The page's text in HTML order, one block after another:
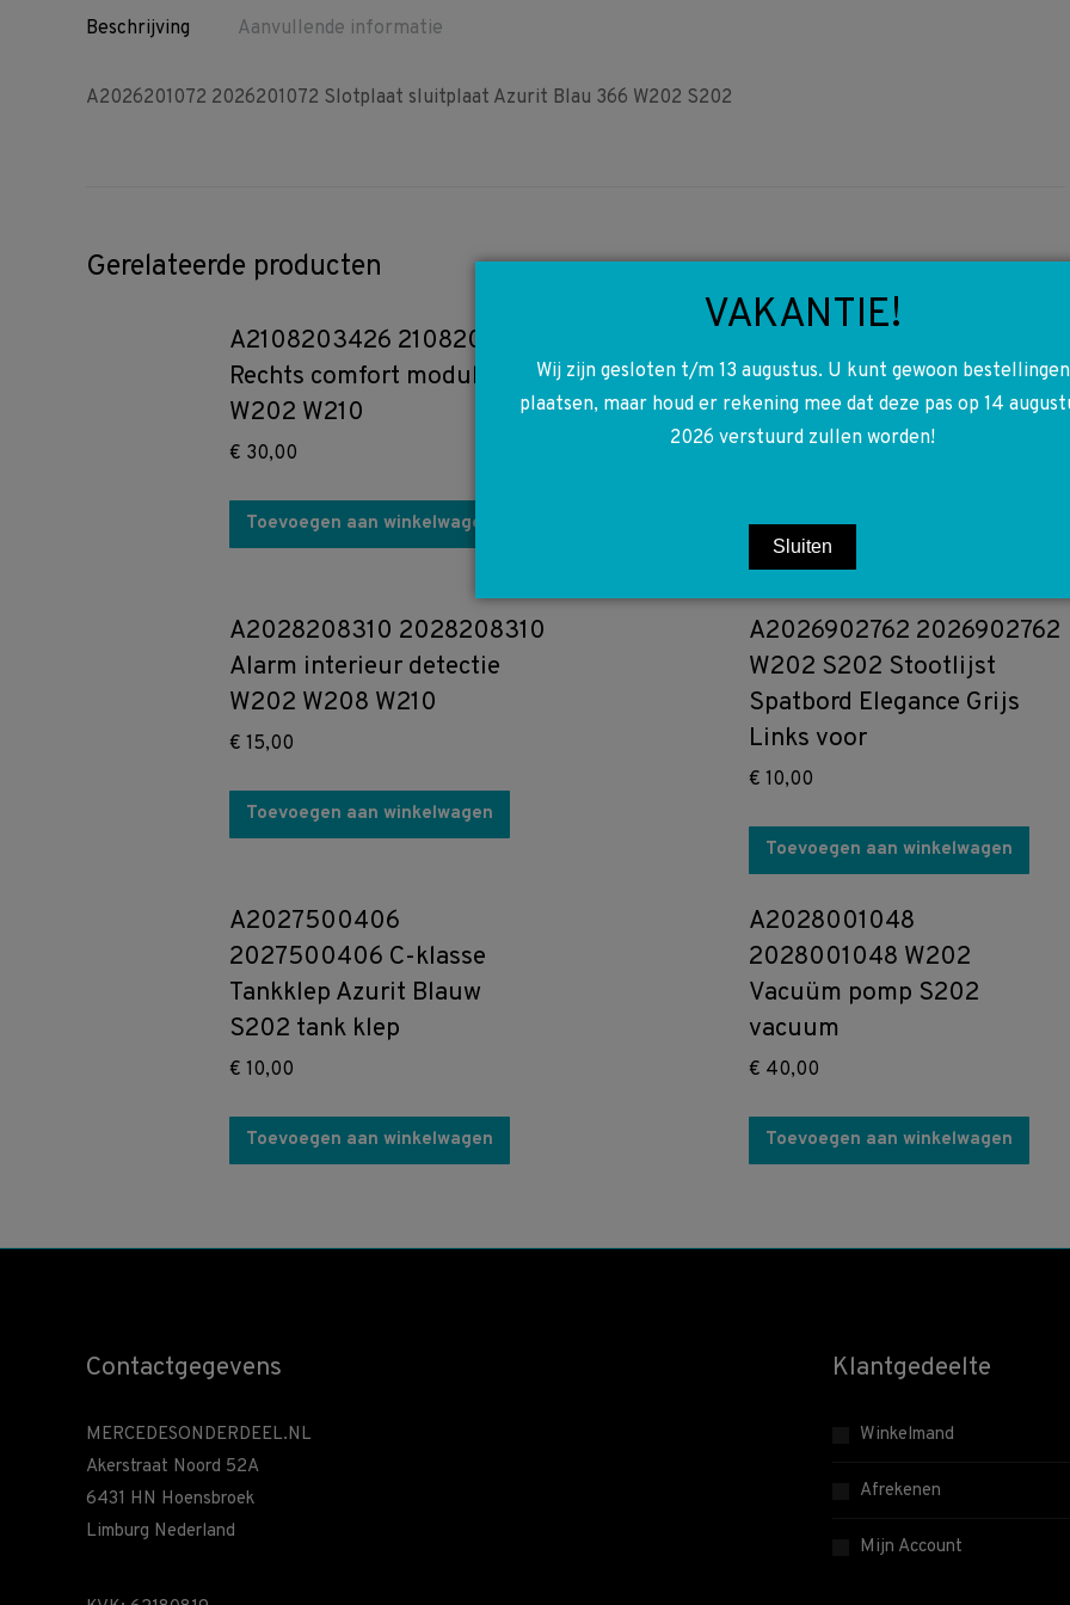
Beschrijving
Aanvullende informatie
A2026201072 2026201072 Slotplaat sluitplaat Azurit Blau 366 W202 S202
Gerelateerde producten
A2108203426 2108203426
Rechts comfort module
W202 W210
€ 30,00
Toevoegen aan winkelwagen
2027400293 Kofferdeksel
greep lijst met verlichting
S202
Toevoegen aan winkelwagen
A2028208310 2028208310
Alarm interieur detectie
W202 W208 W210
€ 15,00
Toevoegen aan winkelwagen
A2026902762 2026902762
W202 S202 Stootlijst
Spatbord Elegance Grijs
Links voor
€ 10,00
Toevoegen aan winkelwagen
A2027500406
2027500406 C-klasse
Tankklep Azurit Blauw
S202 tank klep
€ 10,00
Toevoegen aan winkelwagen
A2028001048
2028001048 W202
Vacuüm pomp S202
vacuum
€ 40,00
Toevoegen aan winkelwagen
Contactgegevens
MERCEDESONDERDEEL.NL
Akerstraat Noord 52A
6431 HN Hoensbroek
Limburg Nederland
Klantgedeelte
Winkelmand
Afrekenen
Mijn Account
VAKANTIE!
Wij zijn gesloten t/m 13 augustus. U kunt gewoon bestellingen
plaatsen, maar houd er rekening mee dat deze pas op 14
2026 verstuurd zullen worden!
Sluiten